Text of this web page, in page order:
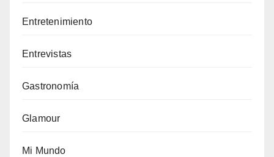
Entretenimiento
Entrevistas
Gastronomía
Glamour
Mi Mundo